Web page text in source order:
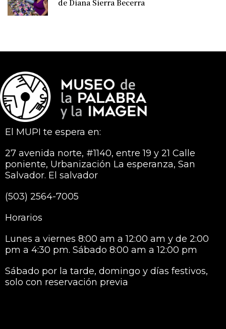
de Diana Sierra Becerra
El MUPI te espera en:
27 avenida norte, #1140, entre 19 y 21 Calle
poniente, Urbanización La esperanza, San
Salvador. El salvador
(503) 2564-7005
Horarios
Lunes a viernes 8:00 am a 12:00 am y de 2:00
pm a 4:30 pm. Sábado 8:00 am a 12:00 pm
Sábado por la tarde, domingo y días festivos,
solo con reservación previa